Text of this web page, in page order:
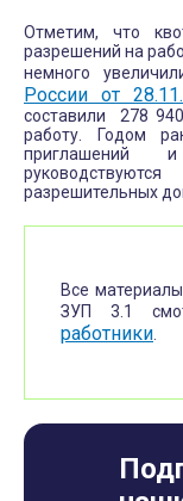
Отметим, что
разрешений на
немного
России от
составили 278
работу. Годом
приглашений
разрешительных
Все
ЗУП 3.1
работники